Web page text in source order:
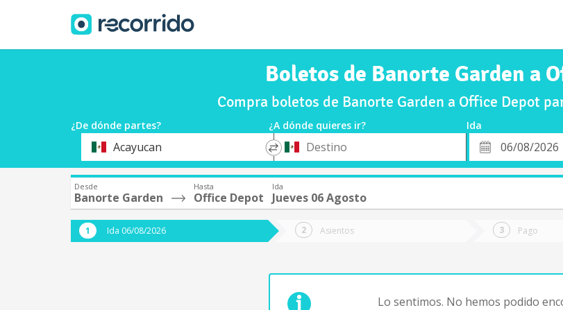
Boletos de Banorte Garden a
Compra boletos de Banorte Garden a Office Depot
¿De dónde partes? ¿A dónde quieres ir? Ida
OrigenAcayucan
*
Destino
Fecha
de
Desde
Banorte Garden
Hasta
Office Depot
Ida
Jueves 06 Agosto
Ida 06/08/2026 Asientos Pago
Lo sentimos. No hemos podido